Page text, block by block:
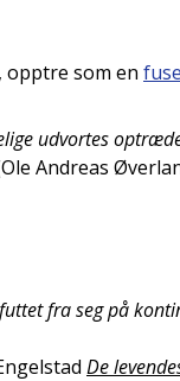
opptre som en
udvortes
Ole Andreas
fra seg på
De